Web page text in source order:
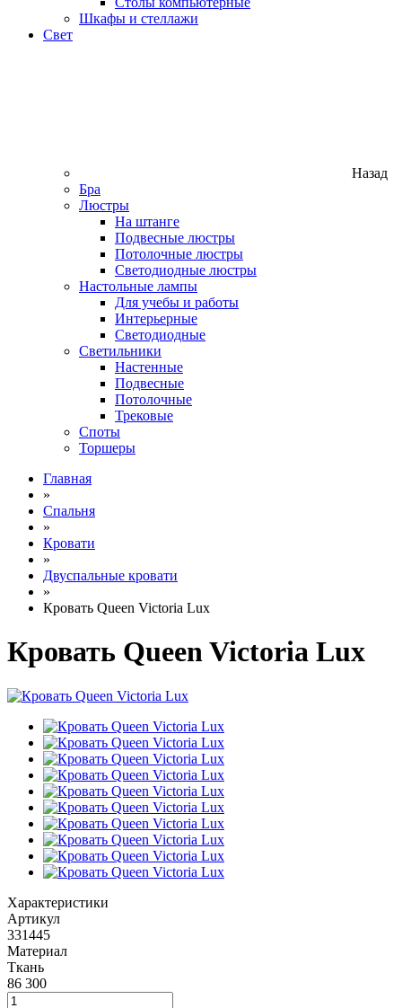
Шкафы и стеллажи
Свет
Назад
Бра
Люстры
На штанге
Подвесные люстры
Потолочные люстры
Светодиодные люстры
Настольные лампы
Для учебы и работы
Интерьерные
Светодиодные
Светильники
Настенные
Подвесные
Потолочные
Трековые
Споты
Торшеры
Главная
»
Спальня
»
Кровати
»
Двуспальные кровати
»
Кровать Queen Victoria Lux
Кровать Queen Victoria Lux
Характеристики
Артикул
331445
Материал
Ткань
86 300